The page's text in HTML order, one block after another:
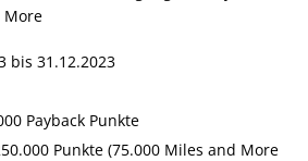
More
bis 31.12.2023
Payback Punkte
Punkte (75.000 Miles and More